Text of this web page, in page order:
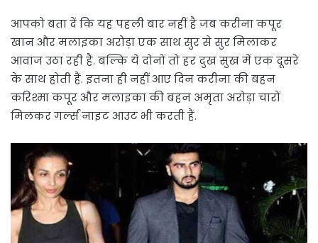
आपको बता दें कि यह पहली बार नहीं है जब करीना कपूर
खान और मलाइका अरोड़ा एक साथ सुर से सुर मिलाकर
आवाज उठा रही हैं. बल्कि ये दोनों तो हर दुख सुख में एक दूसरे
के साथ होती हैं. इतना ही नहीं आए दिन करीना की बहन
करिश्मा कपूर और मलाइका की बहन अमृता अरोड़ा चारों
मिलकर गर्ल्स नाइट आउट भी करती हैं.